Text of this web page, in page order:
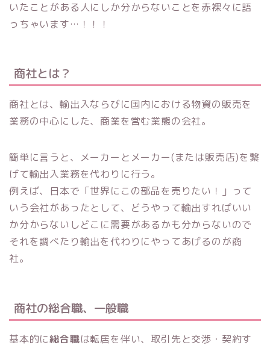
いたことがある人にしか分からないことを赤裸々に語
っちゃいます…！！！
商社とは？
商社とは、輸出入ならびに国内における物資の販売を
業務の中心にした、商業を営む業態の会社。
簡単に言うと、メーカーとメーカー(または販売店)を繋
げて輸出入業務を代わりに行う。
例えば、日本で「世界にこの部品を売りたい！」って
いう会社があったとして、どうやって輸出すればいい
か分からないしどこに需要があるかも分からないので
それを調べたり輸出を代わりにやってあげるのが商
社。
商社の総合職、一般職
基本的に総合職は転居を伴い、取引先と交渉・契約す